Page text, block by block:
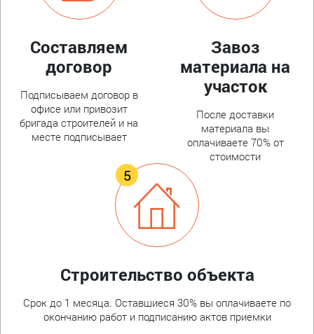
Составляем
договор
Подписываем договор в
офисе или привозит
бригада строителей и на
месте подписывает
Завоз
материала на
участок
После доставки
материала вы
оплачиваете 70% от
стоимости
Строительство объекта
Срок до 1 месяца. Оставшиеся 30% вы оплачиваете по
окончанию работ и подписанию актов приемки